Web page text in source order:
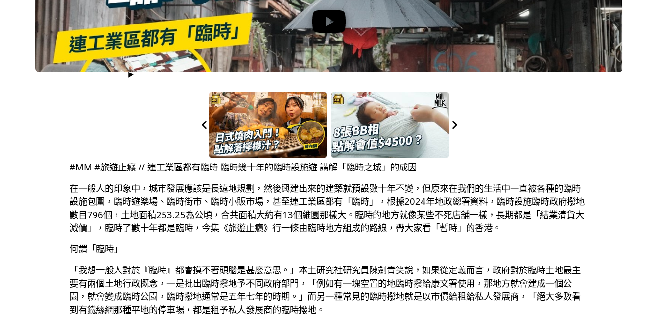
#MM #旅遊止癮 // 連工業區都有臨時 臨時幾十年的臨時設施遊 講解「臨時之城」的成因
在一般人的印象中，城市發展應該是長遠地規劃，然後興建出來的建築就預設數十年不變，但原來在我們的生活中一直被各種的臨時
設施包圍，臨時遊樂場、臨時街市、臨時小販市場，甚至連工業區都有「臨時」，根據2024年地政總署資料，臨時設施臨時政府撥地
數目796個，土地面積253.25為公頃，合共面積大約有13個維園那樣大。臨時的地方就像某些不死店舖一樣，長期都是「結業清貨大
減價」，臨時了數十年都是臨時，今集《旅遊止癮》行一條由臨時地方組成的路線，帶大家看「暫時」的香港。
何謂「臨時」
「我想一般人對於『臨時』都會摸不著頭腦是甚麼意思。」本土研究社研究員陳劍青笑說，如果從定義而言，政府對於臨時土地最主
要有兩個土地行政概念，一是批出臨時撥地予不同政府部門，「例如有一塊空置的地臨時撥給康文署使用，那地方就會建成一個公
園，就會變成臨時公園，臨時撥地通常是五年七年的時期。」而另一種常見的臨時撥地就是以市價給租給私人發展商，「絕大多數看
到有鐵絲網那種平地的停車場，都是租予私人發展商的臨時撥地。